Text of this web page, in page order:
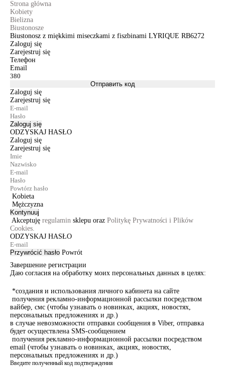
Strona główna
Kobiety
Bielizna
Biustonosze
Biustonosz z miękkimi miseczkami z fiszbinami LYRIQUE RB6272
Zaloguj się
Zarejestruj się
Телефон
Email
Отправить код
Zaloguj się
Zarejestruj się
Zaloguj się
ODZYSKAJ HASŁO
Zaloguj się
Zarejestruj się
Kobieta
Mężczyzna
Kontynuuj
Akceptuję regulamin sklepu oraz Politykę Prywatności i Plików
Cookies.
ODZYSKAJ HASŁO
Przywrócić hasło Powrót
Завершение регистрации
Даю согласия на обработку моих персональных данных в целях:
*создания и использования личного кабинета на сайте
получения рекламно-информационной рассылки посредством
вайбер, смс (чтобы узнавать о новинках, акциях, новостях,
персональных предложениях и др.)
в случае невозможности отправки сообщения в Viber, отправка
будет осуществлена SMS-сообщением
получения рекламно-информационной рассылки посредством
email (чтобы узнавать о новинках, акциях, новостях,
персональных предложениях и др.)
Введите полученный код подтверждения